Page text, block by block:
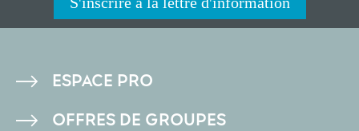
PIED
DE
ESPACE PRO
OFFRES DE GROUPES